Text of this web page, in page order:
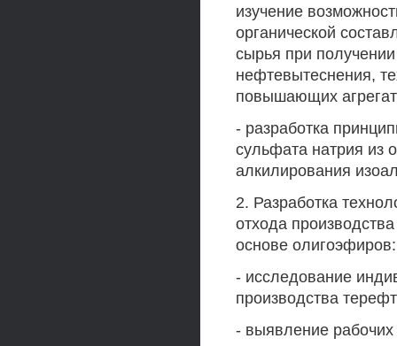
изучение
органической
сырья при
нефтевытеснения,
повышающих
- разработка
сульфата натрия из
алкилирования
2. Разработка
отхода
основе олигоэфиров:
- исследование
производства
- выявление рабочих